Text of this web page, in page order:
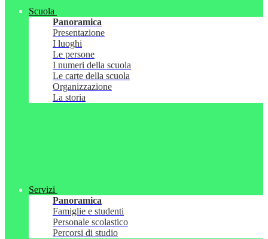
Scuola
Panoramica
Presentazione
I luoghi
Le persone
I numeri della scuola
Le carte della scuola
Organizzazione
La storia
Servizi
Panoramica
Famiglie e studenti
Personale scolastico
Percorsi di studio